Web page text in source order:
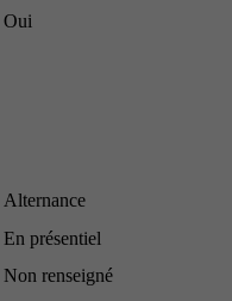
Oui
Alternance
En présentiel
Non renseigné